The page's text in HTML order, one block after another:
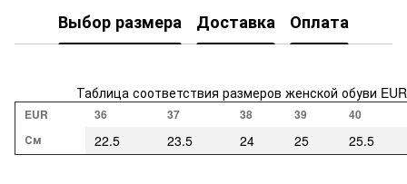
Выбор размера Доставка Оплата
Таблица соответствия размеров женской обуви EUR
EUR 36 37 38 39
40
См
22.5 23.5 24 25 25.5